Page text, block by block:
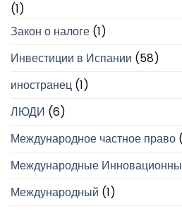
(1)
Закон о налоге (1)
Инвестиции в Испании (58)
иностранец (1)
ЛЮДИ (6)
Международное частное право
Международные
Международный (1)